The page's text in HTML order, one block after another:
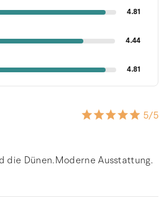
4.81
4.44
4.81
5/5
die Dünen.Moderne Ausstattung.